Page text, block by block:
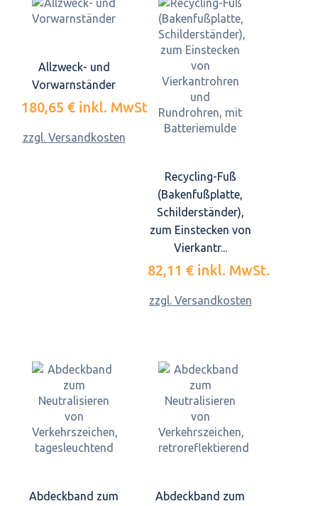
Allzweck- und
Vorwarnständer
180,65 € inkl. MwSt.
zzgl. Versandkosten
Recycling-Fuß
(Bakenfußplatte,
Schilderständer),
zum Einstecken von
Vierkantr...
82,11 € inkl. MwSt.
zzgl. Versandkosten
Abdeckband zum
Abdeckband zum